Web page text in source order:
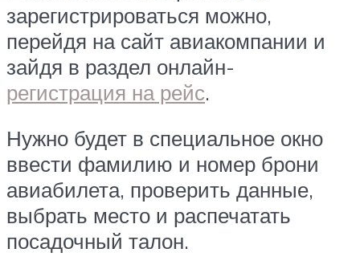
зарегистрироваться можно,
перейдя на сайт авиакомпании и
зайдя в раздел онлайн-
регистрация на рейс.
Нужно будет в специальное окно
ввести фамилию и номер брони
авиабилета, проверить данные,
выбрать место и распечатать
посадочный талон.